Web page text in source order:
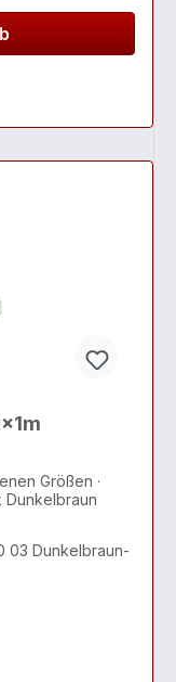
Größen ·
Dunkelbraun
03 Dunkelbraun-